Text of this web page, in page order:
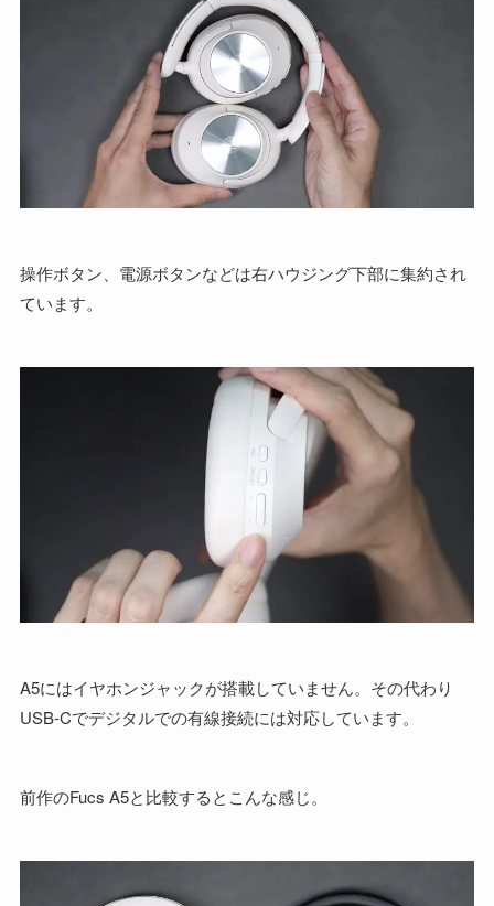
操作ボタン、電源ボタンなどは右ハウジング下部に集約され
ています。
A5にはイヤホンジャックが搭載していません。その代わり
USB-Cでデジタルでの有線接続には対応しています。
前作のFucs A5と比較するとこんな感じ。